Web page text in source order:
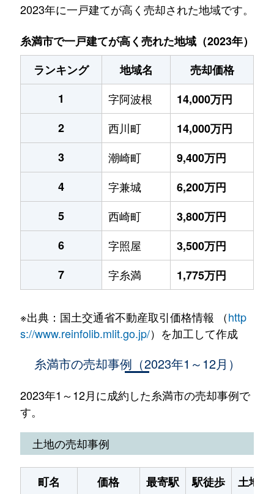
2023年に一戸建てが高く売却された地域です。
糸満市で一戸建てが高く売れた地域（2023年）
ランキング
地域名
売却価格
1
字阿波根
14,000万円
2
西川町
14,000万円
3
潮崎町
9,400万円
4
字兼城
6,200万円
5
西崎町
3,800万円
6
字照屋
3,500万円
7
字糸満 1,775万円
※出典：国土交通省不動産取引価格情報 （http
s://www.reinfolib.mlit.go.jp/）を加工して作成
糸満市の売却事例（2023年1～12月）
2023年1～12月に成約した糸満市の売却事例で
す。
土地の売却事例
町名 価格 最寄駅 駅徒歩
土地面